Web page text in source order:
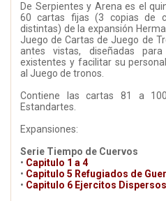
De Serpientes y Arena es el
60 cartas fijas (3 copias de
distintas) de la expansión
Juego de Cartas de Juego de
antes vistas, diseñadas
existentes y facilitar su
al Juego de tronos.
Contiene las cartas 81 a
Estandartes.
Expansiones:
Serie Tiempo de Cuervos
• Capitulo 1 a 4
• Capitulo 5 Refugiados de
• Capitulo 6 Ejercitos Dispersos